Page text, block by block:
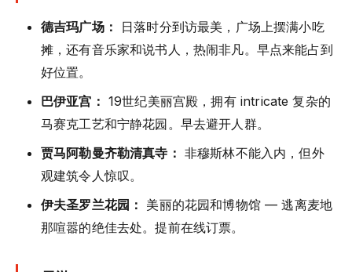
德吉玛广场：
日落时分到访最美，广场上摆满小吃
摊，还有音乐家和说书人，热闹非凡。早点来能占到
好位置。
巴伊亚宫： 19世纪美丽宫殿，拥有 intricate 复杂的
马赛克工艺和宁静花园。早去避开人群。
贾马阿勒曼齐勒清真寺： 非穆斯林不能入内，但外
观建筑令人惊叹。
伊夫圣罗兰花园： 美丽的花园和博物馆 — 逃离麦地
那喧嚣的绝佳去处。提前在线订票。